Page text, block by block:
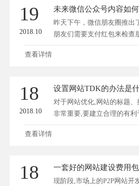
19
2018.10
未来微信公众号内容如
昨天下午，微信朋友圈推出
朋友们需要支付红包来检查
查看详情
18
2018.10
设置网站TDK的办法是
对于网站优化,网站的标题
非常重要,要建立合理的有利
查看详情
18 一套好的网站建设费用
现阶段,市场上的P2P网站开